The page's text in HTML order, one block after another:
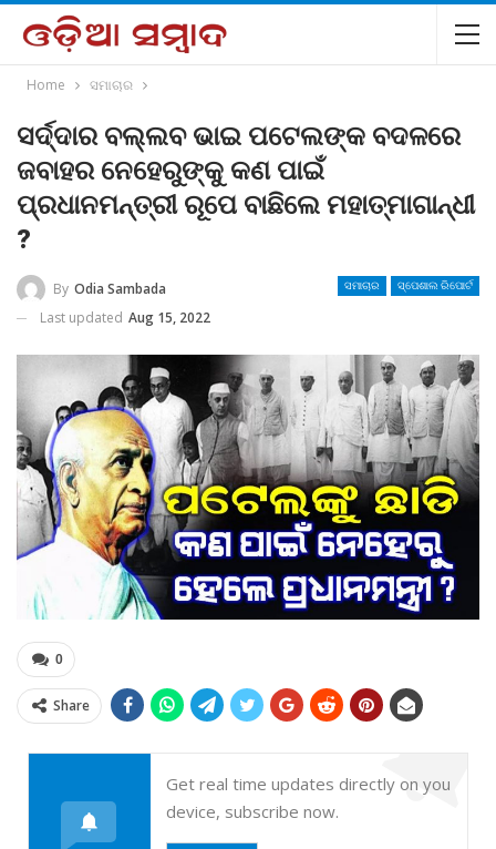
Home ସମାଚାର
ସର୍ଦ୍ଦାର ବଲ୍ଲବ ଭାଇ ପଟେଲଙ୍କ ବଦଳରେ
ଜବାହର ନେହେରୁଙ୍କୁ କଣ ପାଇଁ
ପ୍ରଧାନମନ୍ତ୍ରୀ ରୂପେ ବାଛିଲେ ମହାତ୍ମାଗାନ୍ଧୀ
?
ସମାଚାର ସ୍ପେଶାଲ ରିପୋର୍ଟ
By Odia Sambada
Last updated Aug 15, 2022
0
Share
Get real time updates directly on you
device, subscribe now.